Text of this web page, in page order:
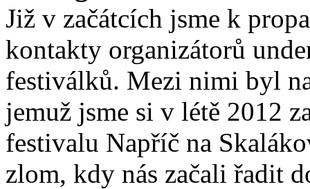
Již v začátcích jsme k
kontakty organizátorů
festiválků. Mezi nimi byl
jemuž jsme si v létě 2012
festivalu Napříč na
zlom, kdy nás začali řadit